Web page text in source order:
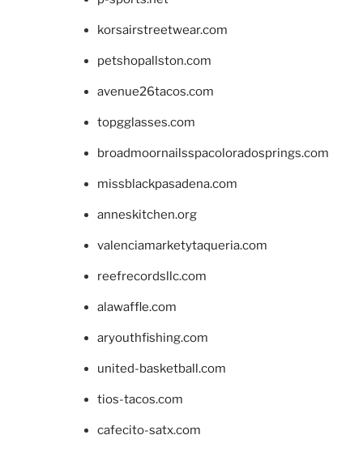
korsairstreetwear.com
petshopallston.com
avenue26tacos.com
topgglasses.com
broadmoornailsspacoloradosprings.com
missblackpasadena.com
anneskitchen.org
valenciamarketytaqueria.com
reefrecordsllc.com
alawaffle.com
aryouthfishing.com
united-basketball.com
tios-tacos.com
cafecito-satx.com